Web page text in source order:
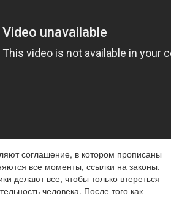
соглашение, в котором прописаны
все моменты, ссылки на законы.
делают все, чтобы только втереться
человека. После того как